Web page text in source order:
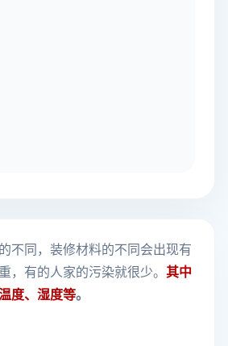
不同，装修材料的不同会出现有
，有的人家的污染就很少。 其中
度、湿度等。